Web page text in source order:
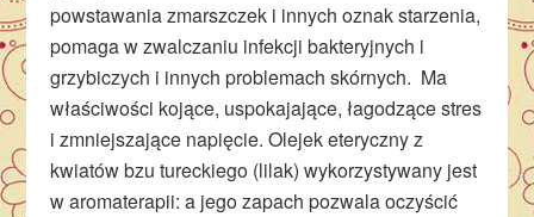
powstawania zmarszczek i innych oznak starzenia,
pomaga w zwalczaniu infekcji bakteryjnych i
grzybiczych i innych problemach skórnych. Ma
właściwości kojące, uspokajające, łagodzące stres
i zmniejszające napięcie. Olejek eteryczny z
kwiatów bzu tureckiego (lilak) wykorzystywany jest
w aromaterapii: a jego zapach pozwala oczyścić